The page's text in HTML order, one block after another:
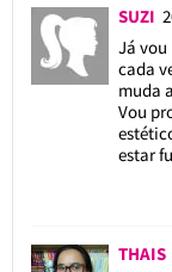
SUZI
Já vou
cada
muda
Vou
estar
THAIS